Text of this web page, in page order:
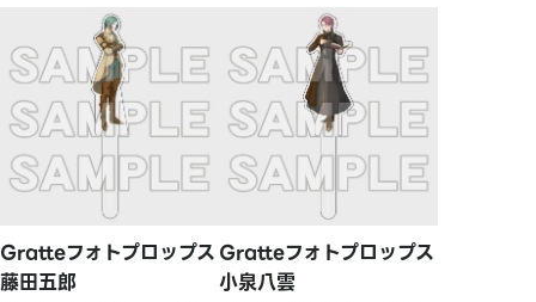
Gratteフォトプロップス
藤田五郎
Gratteフォトプロップス
小泉八雲